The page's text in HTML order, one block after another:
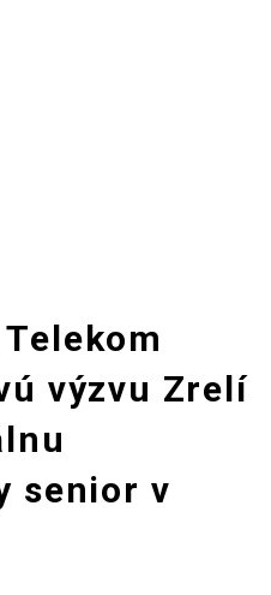
výzvu Zrelí
senior v